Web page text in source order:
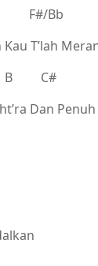
Bb
T’lah
C#
Dan